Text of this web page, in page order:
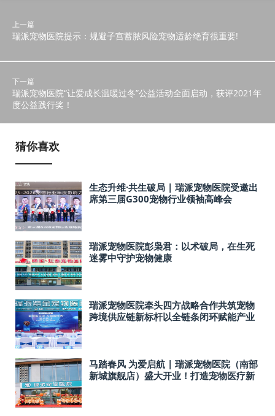
上一篇
瑞派宠物医院提示：规避子宫蓄脓风险宠物适龄绝育很重要!
下一篇
瑞派宠物医院“让爱成长温暖过冬”公益活动全面启动，获评2021年
度公益践行奖！
猜你喜欢
生态升维·共生破局 | 瑞派宠物医院受邀出
席第三届G300宠物行业领袖高峰会
瑞派宠物医院彭枭君：以术破局，在生死
迷雾中守护宠物健康
瑞派宠物医院牵头四方战略合作共筑宠物
跨境供应链新标杆以全链条闭环赋能产业
马踏春风 为爱启航 | 瑞派宠物医院（南部
新城旗舰店）盛大开业！打造宠物医疗新